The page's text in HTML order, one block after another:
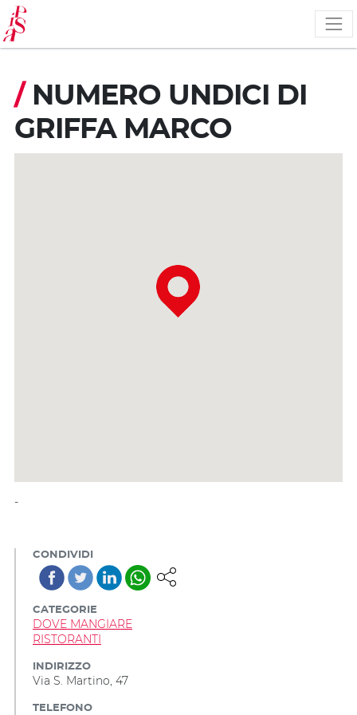
Salta
al
contenuto
principale
/ NUMERO UNDICI DI
GRIFFA MARCO
-
CONDIVIDI
CATEGORIE
DOVE MANGIARE
RISTORANTI
INDIRIZZO
Via S. Martino, 47
TELEFONO